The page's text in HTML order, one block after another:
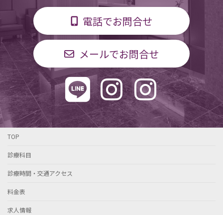
電話でお問合せ
メールでお問合せ
TOP
診療科目
診療時間・交通アクセス
料金表
求人情報